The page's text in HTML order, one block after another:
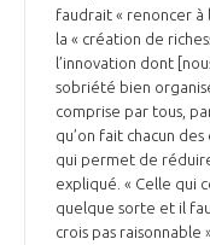
STARTAIR
COMMISSIONS ET
UN ÉCOSYSTÈME
POURQUOI DEVENIR
LA MÉDIATION DANS LA
LE MÉDIATEUR DE LA
MÉDIATION ET
LE SALON DU
CHIFFRES CLÉS
faudrait « renoncer à
la « création de
l’innovation dont
sobriété bien
comprise par tous,
qu’on fait chacun
qui permet de
expliqué. « Celle qui
quelque sorte et il
crois pas raisonnable
Découvrez les
Rencontres,